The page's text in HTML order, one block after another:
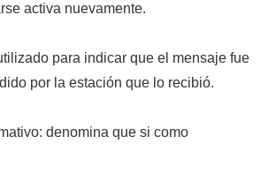
activa nuevamente.
para indicar que el mensaje fue
por la estación que lo recibió.
denomina que si como